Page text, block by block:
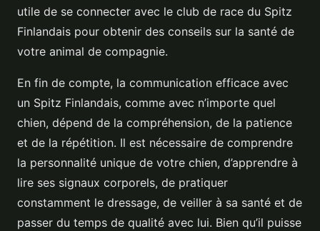
utile de se connecter avec le club de race du Spitz
Finlandais pour obtenir des conseils sur la santé de
votre animal de compagnie.
En fin de compte, la communication efficace avec
un Spitz Finlandais, comme avec n’importe quel
chien, dépend de la compréhension, de la patience
et de la répétition. Il est nécessaire de comprendre
la personnalité unique de votre chien, d’apprendre à
lire ses signaux corporels, de pratiquer
constamment le dressage, de veiller à sa santé et de
passer du temps de qualité avec lui. Bien qu’il puisse